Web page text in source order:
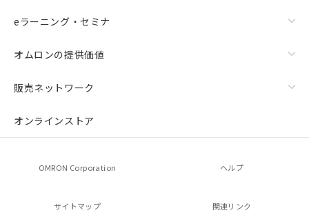
eラーニング・セミナ
オムロンの提供価値
販売ネットワーク
オンラインストア
OMRON Corporation ヘルプ
サイトマップ 関連リンク